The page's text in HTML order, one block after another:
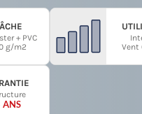
+ PVC
g/m2
Vent
ANS